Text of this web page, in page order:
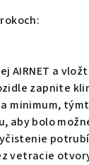
AIRNET a
zapnite
minimum,
aby bolo
vetracie